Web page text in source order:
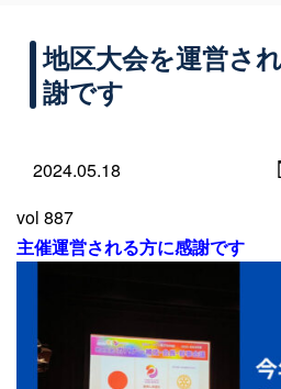
地区大会を運営さ
謝です
2024.05.18
vol 887
主催運営される方に感謝です